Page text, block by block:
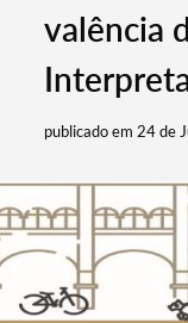
valência
publicado em 24 de